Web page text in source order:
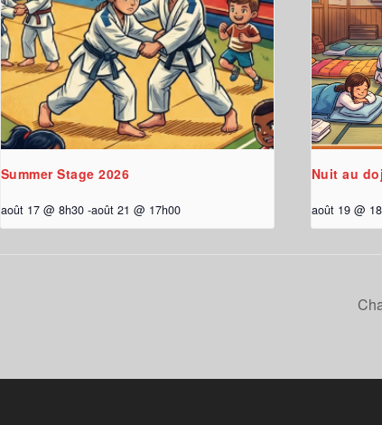
Summer Stage 2026
août 17 @ 8h30 -août 21 @ 17h00
Nuit au
août 19 @